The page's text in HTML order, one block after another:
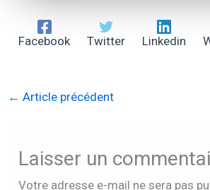
Facebook Twitter Linkedin
← Article précédent
Laisser un
Votre adresse e-mail ne sera pas